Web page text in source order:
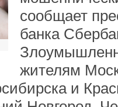
сообщает
банка
жителям
и